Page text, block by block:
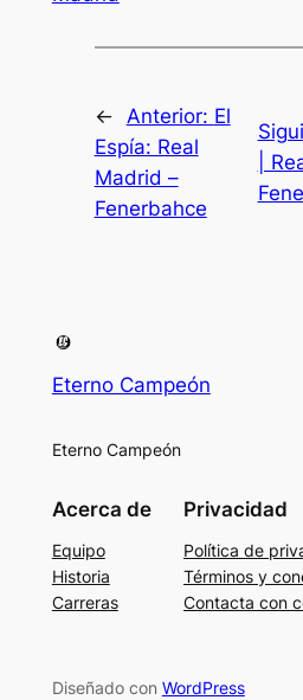
← Anterior: El
Espía: Real
Madrid –
Fenerbahce
|
Eterno Campeón
Eterno Campeón
Acerca de
Equipo
Historia
Carreras
Privacidad
Política de
Términos y
Contacta con
Diseñado con WordPress